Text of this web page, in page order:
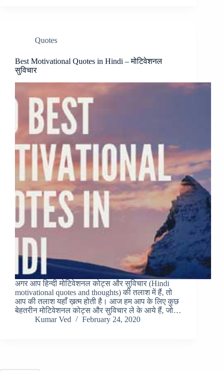
Quotes
Best Motivational Quotes in Hindi – मोटिवेशनल
सुविचार
अगर आप हिन्दी मोटिवेशनल कोट्स और सुविचार (Hindi
motivational quotes and thoughts) की तलाश में हैं, तो
आप की तलाश यहाँ ख़त्म होती है। आज हम आप के लिए कुछ
बेहतरीन मोटिवेशनल कोट्स और सुविचार ले के आये हैं, जो…
Kumar Ved
February 24, 2020